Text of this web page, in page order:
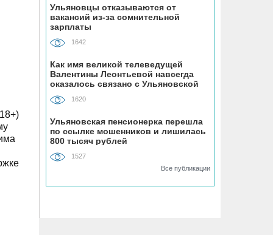
07.08, 10:38
Мать двоих детей из Ульяновска
наделала долгов на полмиллиона
рублей за услуги ЖКХ и штрафы от
07.08, 09:49
В Ульяновской области приняли
Калининградской области
07.08, 09:37
Ульяновцы отказываются от
вакансий из-за сомнительной
зарплаты
1642
Как имя великой телеведущей
Валентины Леонтьевой навсегда
оказалось связано с Ульяновской
областью
1620
Ульяновская пенсионерка перешла
по ссылке мошенников и лишилась
800 тысяч рублей
1527
Все публикации